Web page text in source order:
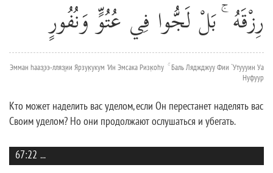
رِزْقَهُ ۚ بَلْ لَجُّوا فِي عُتُوٍّ وَنُفُورٍ
Эмман hааз̱ээ-лляз̱ии Ярзук̣укум 'Ин Эмсака Ризк̣оhу ۚ Баль Ляджджуу Фии `Утуууин Уа
Нуфуур
Кто может наделить вас уделом, если Он перестанет наделять вас
Своим уделом? Но они продолжают ослушаться и убегать.
67:22 ...